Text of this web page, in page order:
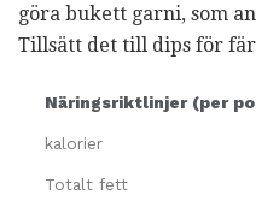
göra bukett garni, som
Tillsätt det till dips för
Näringsriktlinjer (per
kalorier
Totalt fett